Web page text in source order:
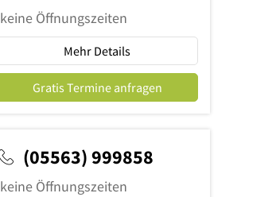
keine Öffnungszeiten
Mehr Details
Gratis Termine anfragen
(05563) 999858
keine Öffnungszeiten